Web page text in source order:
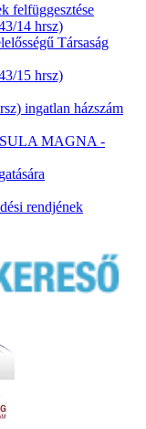
felfüggesztése
14 hrsz)
Társaság
15 hrsz)
ingatlan házszám
MAGNA -
rendjének